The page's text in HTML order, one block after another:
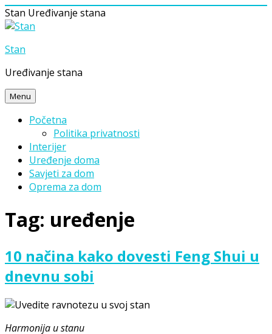
Stan Uređivanje stana
Skip
content
Stan
Uređivanje stana
Menu
Početna
Politika privatnosti
Interijer
Uređenje doma
Savjeti za dom
Oprema za dom
Tag: uređenje
10 načina kako dovesti Feng Shui u
dnevnu sobi
Harmonija u stanu